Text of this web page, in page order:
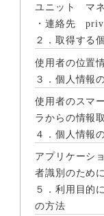
ユニット マ
・連絡先
２．取得する
使用者の位置
３．個人情報
使用者のスマ
ラからの情報
４．個人情報
アプリケーシ
者識別のため
５．利用目的
の方法